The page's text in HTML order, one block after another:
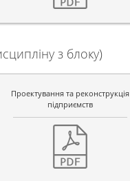
з блоку)
Проектування та реконструкція
підприємств